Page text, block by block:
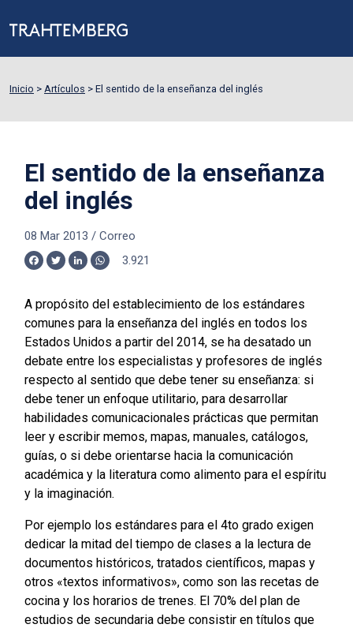
Inicio > Artículos > El sentido de la enseñanza del inglés
El sentido de la enseñanza
del inglés
08 Mar 2013 / Correo
Facebook
TwitterLinkedInWhatsApp
3.921
A propósito del establecimiento de los estándares
comunes para la enseñanza del inglés en todos los
Estados Unidos a partir del 2014, se ha desatado un
debate entre los especialistas y profesores de inglés
respecto al sentido que debe tener su enseñanza: si
debe tener un enfoque utilitario, para desarrollar
habilidades comunicacionales prácticas que permitan
leer y escribir memos, mapas, manuales, catálogos,
guías, o si debe orientarse hacia la comunicación
académica y la literatura como alimento para el espíritu
y la imaginación.
Por ejemplo los estándares para el 4to grado exigen
dedicar la mitad del tiempo de clases a la lectura de
documentos históricos, tratados científicos, mapas y
otros «textos informativos», como son las recetas de
cocina y los horarios de trenes. El 70% del plan de
estudios de secundaria debe consistir en títulos que